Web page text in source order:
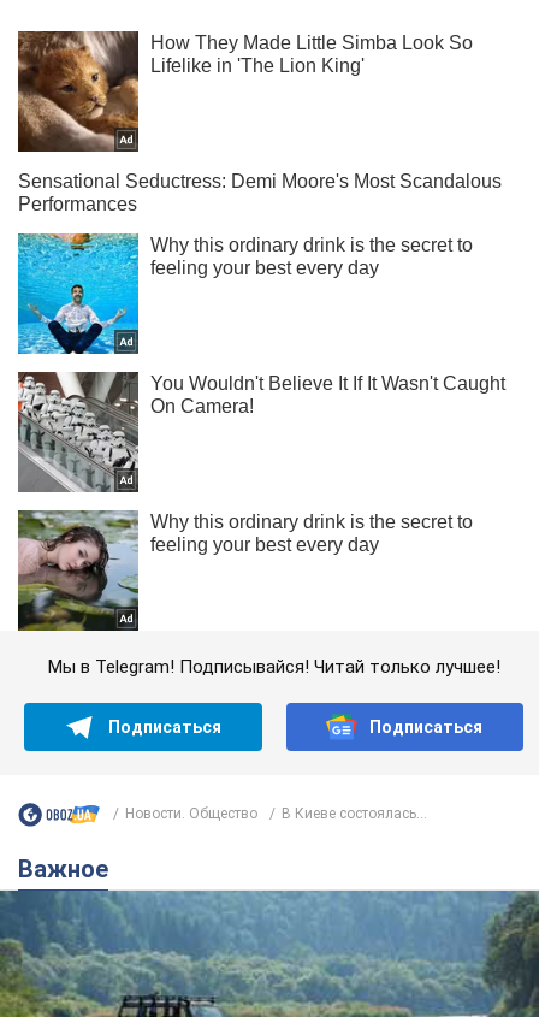
Мы в Telegram! Подписывайся! Читай только лучшее!
Подписаться Подписаться
Новости. Общество В Киеве состоялась...
Важное